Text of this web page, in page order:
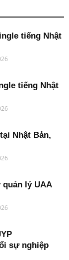
tiếng Nhật
tiếng Nhật
Nhật Bản,
lý UAA
sự nghiệp